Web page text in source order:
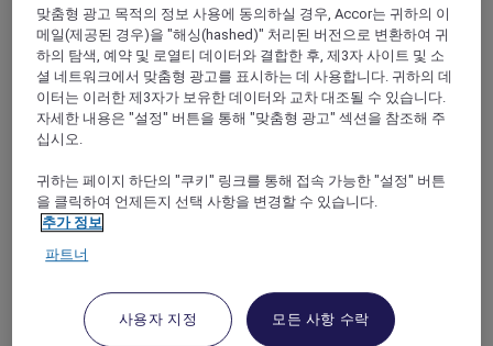
SUNSET BBQ DINNER BUFFET AT
CAVAKITA
Mercure Miri City Centre
Explorer members enjoy 30% off
Miri, Sarawak, Malaysia
FISHERMAN’S FLAME FEAST THEME
NIGHT BUFFET AT TEMASYA
맞춤형 광고 목적의 정보 사용에 동의하실 경우, Accor는 귀하의 이
메일(제공된 경우)을 "해싱(hashed)" 처리된 버전으로 변환하여 귀
하의 탐색, 예약 및 로열티 데이터와 결합한 후, 제3자 사이트 및 소
셜 네트워크에서 맞춤형 광고를 표시하는 데 사용합니다. 귀하의 데
이터는 이러한 제3자가 보유한 데이터와 교차 대조될 수 있습니다.
자세한 내용은 "설정" 버튼을 통해 "맞춤형 광고" 섹션을 참조해 주
십시오.
귀하는 페이지 하단의 "쿠키" 링크를 통해 접속 가능한 "설정" 버튼
을 클릭하여 언제든지 선택 사항을 변경할 수 있습니다.
추가 정보
파트너
사용자 지정 모든 사항 수락